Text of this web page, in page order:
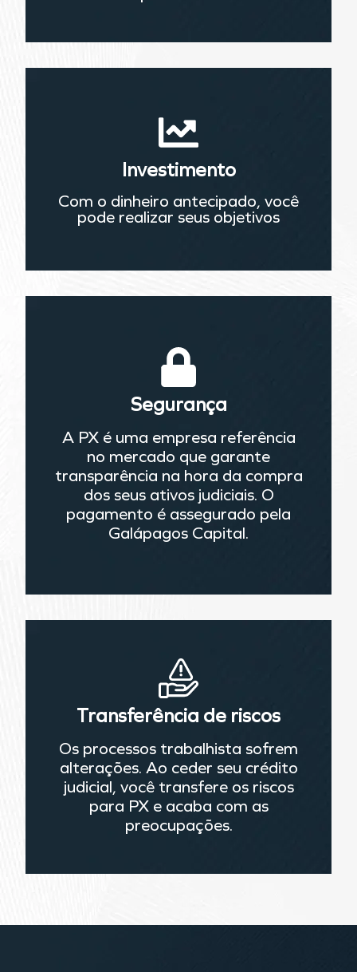
Investimento
Com o dinheiro antecipado, você
pode realizar seus objetivos
Segurança
A PX é uma empresa referência
no mercado que garante
transparência na hora da compra
dos seus ativos judiciais. O
pagamento é assegurado pela
Galápagos Capital.
Transferência de riscos
Os processos trabalhista sofrem
alterações. Ao ceder seu crédito
judicial, você transfere os riscos
para PX e acaba com as
preocupações.